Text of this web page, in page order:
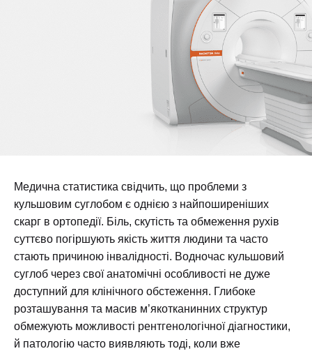
Медична статистика свідчить, що проблеми з
кульшовим суглобом є однією з найпоширеніших
скарг в ортопедії. Біль, скутість та обмеження рухів
суттєво погіршують якість життя людини та часто
стають причиною інвалідності. Водночас кульшовий
суглоб через свої анатомічні особливості не дуже
доступний для клінічного обстеження. Глибоке
розташування та масив м’якотканинних структур
обмежують можливості рентгенологічної діагностики,
й патологію часто виявляють тоді, коли вже